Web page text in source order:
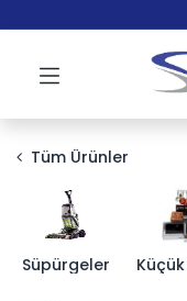
Tüm Ürünler
Süpürgeler